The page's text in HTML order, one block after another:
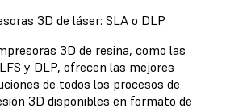
3D de láser: SLA o DLP
3D de resina, como las
y DLP, ofrecen las mejores
de todos los procesos de
3D disponibles en formato de